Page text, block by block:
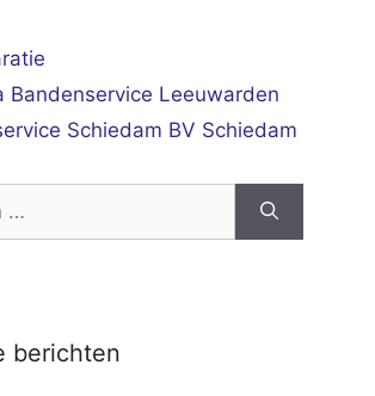
Bandenservice Leeuwarden
Schiedam BV Schiedam
berichten